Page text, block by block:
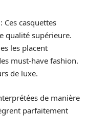
: Ces casquettes
qualité supérieure.
les placent
must-have fashion.
de luxe.
de manière
parfaitement